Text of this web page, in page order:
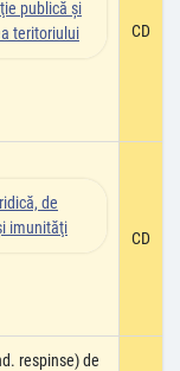
publică şi
teritoriului
CD
de
imunităţi
CD
respinse) de